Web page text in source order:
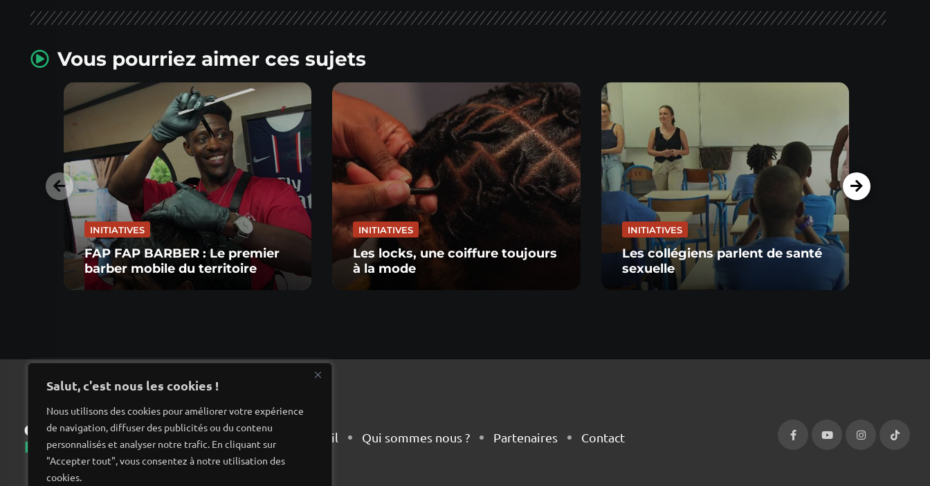
Salut, c'est nous les cookies !
Nous utilisons des cookies pour améliorer votre expérience
de navigation, diffuser des publicités ou du contenu
personnalisés et analyser notre trafic. En cliquant sur
"Accepter tout", vous consentez à notre utilisation des
cookies.
Vous pourriez aimer ces sujets
INITIATIVES
FAP FAP BARBER : Le premier
barber mobile du territoire
INITIATIVES
Les locks, une coiffure toujours
à la mode
INITIATIVES
Les collégiens parlent de santé
sexuelle
Accueil Qui sommes nous ? Partenaires Contact